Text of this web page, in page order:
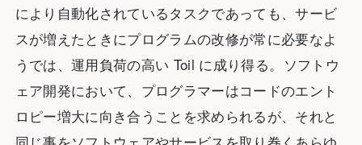
により自動化されているタスクであっても、サービ
スが増えたときにプログラムの改修が常に必要なよ
うでは、運用負荷の高い Toil に成り得る。ソフトウ
ェア開発において、プログラマーはコードのエント
ロピー増大に向き合うことを求められるが、それと